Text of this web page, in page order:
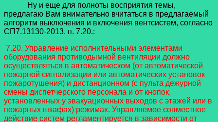
Ну и еще для полноты восприятия темы,
предлагаю Вам внимательно вчитаться в предлагаемый
алгоритм выключения и включения вентсистем, согласно
СП7.13130-2013, п. 7.20.:
7.20. Управление исполнительными элементами
оборудования противодымной вентиляции должно
осуществляться в автоматическом (от автоматической
пожарной сигнализации или автоматических установок
пожаротушения) и дистанционном (с пульта дежурной
смены диспетчерского персонала и от кнопок,
установленных у эвакуационных выходов с этажей или в
пожарных шкафах) режимах. Управляемое совместное
действие систем регламентируется в зависимости от